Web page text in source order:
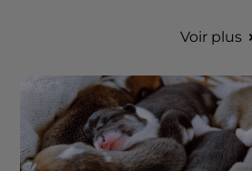
Voir plus